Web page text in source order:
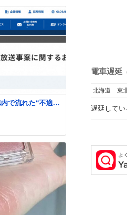
で流れた“不適切
4日に西
駅で発生した駅
公表した。「第
備に外部から不正
めて確認を実
電車遅延
北海道 東
遅延して